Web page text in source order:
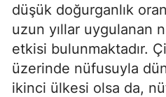
düşük doğurganlık
uzun yıllar uygulanan
etkisi bulunmaktadır.
üzerinde nüfusuyla
ikinci ülkesi olsa da,